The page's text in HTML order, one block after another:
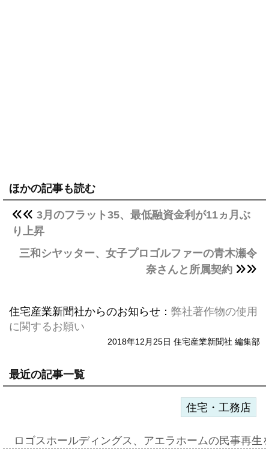
ほかの記事も読む
3月のフラット35、最低融資金利が11ヵ月ぶ
り上昇
三和シヤッター、女子プロゴルファーの青木瀬令
奈さんと所属契約
住宅産業新聞社からのお知らせ： 弊社著作物の使用
に関するお願い
2018年12月25日 住宅産業新聞社 編集部
最近の記事一覧
住宅・工務店
ロゴスホールディングス、アエラホームの民事再